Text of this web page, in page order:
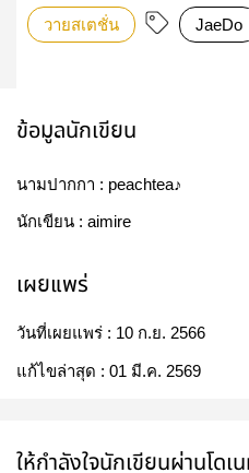
วายสเตชั่น JaeDo
ข้อมูลนักเขียน
นามปากกา : peachtea♪
นักเขียน : aimire
เผยแพร่
วันที่เผยแพร่ : 10 ก.ย. 2566
แก้ไขล่าสุด : 01 มี.ค. 2569
ให้กำลังใจนักเขียนผ่านโดเ